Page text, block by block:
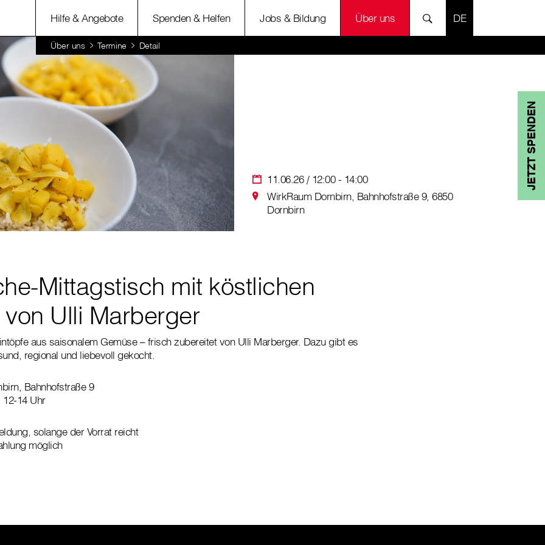
Hilfe & Angebote Spenden & Helfen Jobs & Bildung Über uns SPRACHE
Über uns Termine Detail
JETZT SPENDEN
11.06.26 / 12:00 - 14:00
WirkRaum Dornbirn, Bahnhofstraße 9, 6850
Dornbirn
Mittagstisch mit köstlichen
Ulli Marberger
aus saisonalem Gemüse – frisch zubereitet von Ulli Marberger. Dazu gibt es
regional und liebevoll gekocht.
Bahnhofstraße 9
12-14 Uhr
solange der Vorrat reicht
möglich